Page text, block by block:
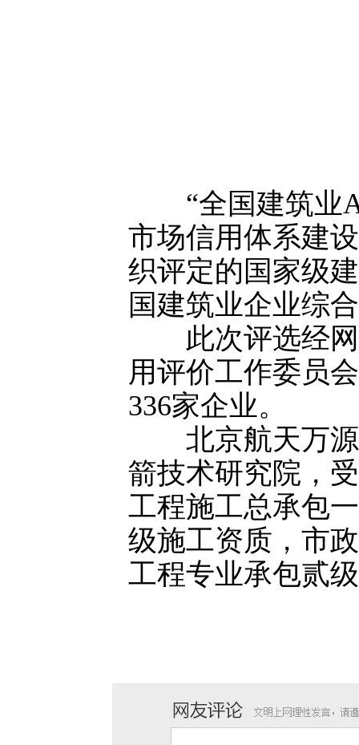
“全国建筑业
市场信用体系建
织评定的国家级
国建筑业企业综
此次评选经网
用评价工作委员
336家企业。
北京航天万源
箭技术研究院，
工程施工总承包
级施工资质，市
工程专业承包贰